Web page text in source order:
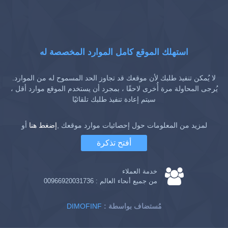
استهلك الموقع كامل الموارد المخصصة له
لا يُمكن تنفيذ طلبك لأن موقعك قد تجاوز الحد المسموح له من الموارد.
يُرجى المحاولة مرة أُخرى لاحقًا ، بمجرد أن يستخدم الموقع موارد أقل ،
سيتم إعادة تنفيذ طلبك تلقائيًا
لمزيد من المعلومات حول إحصائيات موارد موقعك ,إضغط هنا أو
أفتح تذكرة
خدمة العملاء
من جميع أنحاء العالم : 00966920031736
DIMOFINF : مُستضاف بواسطة